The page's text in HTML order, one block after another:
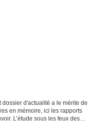
dossier d'actualité a le mérite de
en mémoire, ici les rapports
L’étude sous les feux des